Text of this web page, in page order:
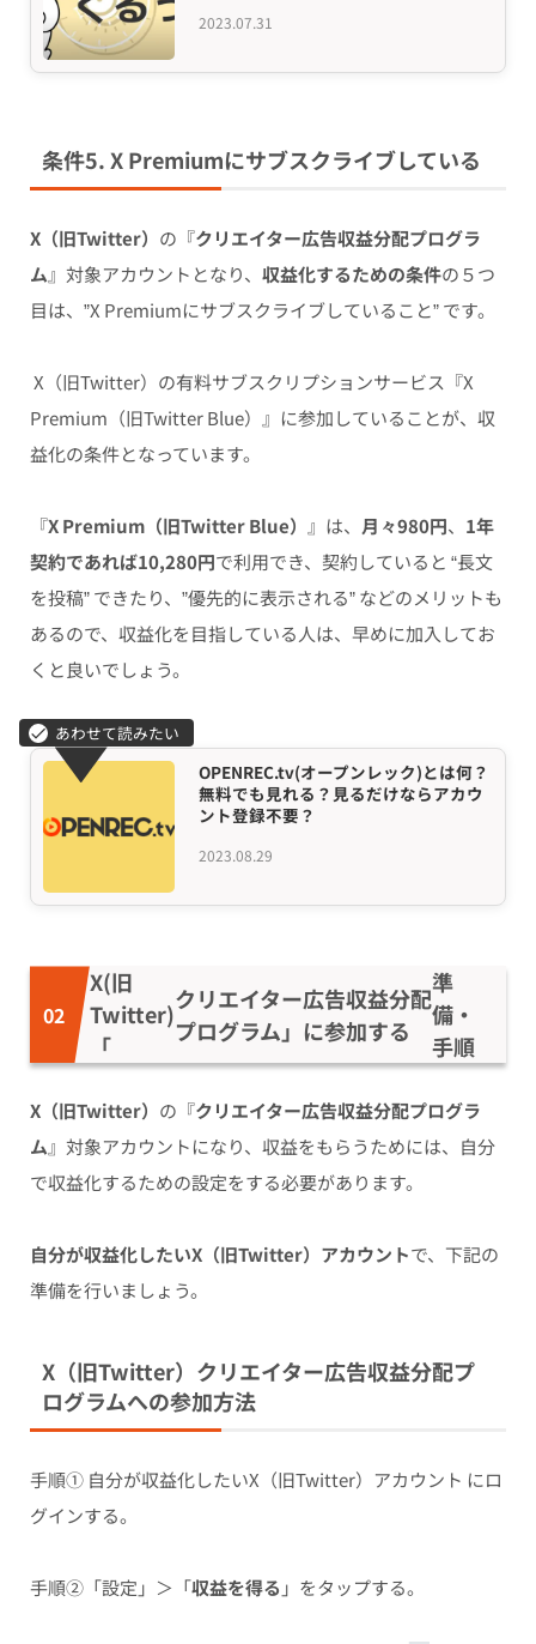
2023.07.31
条件5. X Premiumにサブスクライブしている
X（旧Twitter） の『クリエイター広告収益分配プログラ
ム』対象アカウントとなり、 収益化するための条件の５つ
目は、”X Premiumにサブスクライブしていること” です。
X （旧Twitter）の有料サブスクリプションサービス『X
Premium（旧Twitter Blue）』に参加していることが、収
益化の条件となっています。
『X Premium（旧Twitter Blue） 』は、 月々980円、 1年
契約であれば10,280円で利用でき、契約していると “長文
を投稿” できたり、”優先的に表示される” などのメリットも
あるので、収益化を目指している人は、早めに加入してお
くと良いでしょう。
2023.08.29
OPENREC.tv(オープンレック)とは何？
無料でも見れる？見るだけならアカウ
ント登録不要？
X(旧
Twitter)
「
クリエイター広告収益分配
プログラム」に参加する
準
備・
手順
X（旧Twitter） の『クリエイター広告収益分配プログラ
ム』対象アカウントになり、収益をもらうためには、自分
で収益化するための設定をする必要があります。
自分が収益化したいX（旧Twitter）アカウントで、下記の
準備を行いましょう。
X（旧Twitter）クリエイター広告収益分配プ
ログラムへの参加方法
手順① 自分が収益化したいX（旧Twitter）アカウント にロ
グインする。
手順②「設定」＞「収益を得る 」をタップする。